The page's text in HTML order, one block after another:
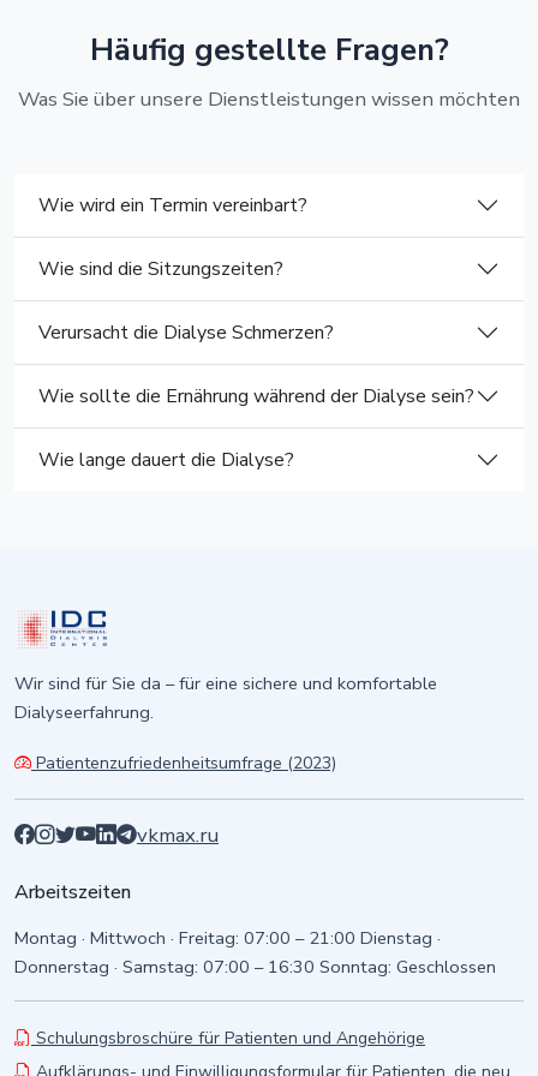
Häufig gestellte Fragen?
Was Sie über unsere Dienstleistungen wissen möchten
Wie wird ein Termin vereinbart?
Wie sind die Sitzungszeiten?
Verursacht die Dialyse Schmerzen?
Wie sollte die Ernährung während der Dialyse sein?
Wie lange dauert die Dialyse?
Wir sind für Sie da – für eine sichere und komfortable
Dialyseerfahrung.
Patientenzufriedenheitsumfrage (2023)
vkmax.ru
Arbeitszeiten
Montag · Mittwoch · Freitag: 07:00 – 21:00 Dienstag ·
Donnerstag · Samstag: 07:00 – 16:30 Sonntag: Geschlossen
Schulungsbroschüre für Patienten und Angehörige